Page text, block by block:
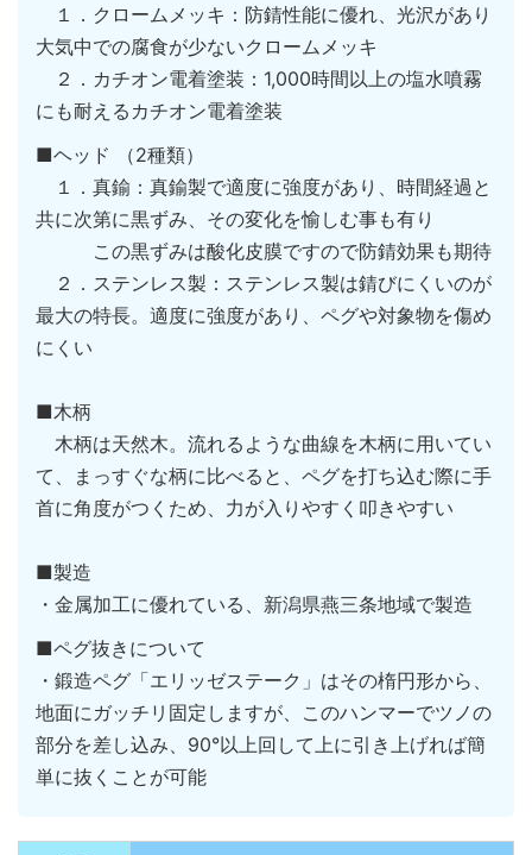
１．クロームメッキ：防錆性能に優れ、光沢があり
大気中での腐食が少ないクロームメッキ
２．カチオン電着塗装：1,000時間以上の塩水噴霧
にも耐えるカチオン電着塗装
■ヘッド （2種類）
１．真鍮：真鍮製で適度に強度があり、時間経過と
共に次第に黒ずみ、その変化を愉しむ事も有り
この黒ずみは酸化皮膜ですので防錆効果も期待
２．ステンレス製：ステンレス製は錆びにくいのが
最大の特長。適度に強度があり、ペグや対象物を傷め
にくい
■木柄
木柄は天然木。流れるような曲線を木柄に用いてい
て、まっすぐな柄に比べると、ペグを打ち込む際に手
首に角度がつくため、力が入りやすく叩きやすい
■製造
・金属加工に優れている、新潟県燕三条地域で製造
■ペグ抜きについて
・鍛造ペグ「エリッゼステーク」はその楕円形から、
地面にガッチリ固定しますが、このハンマーでツノの
部分を差し込み、90°以上回して上に引き上げれば簡
単に抜くことが可能